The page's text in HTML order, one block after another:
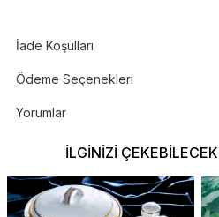
İade Koşulları
Ödeme Seçenekleri
Yorumlar
İLGINIZI